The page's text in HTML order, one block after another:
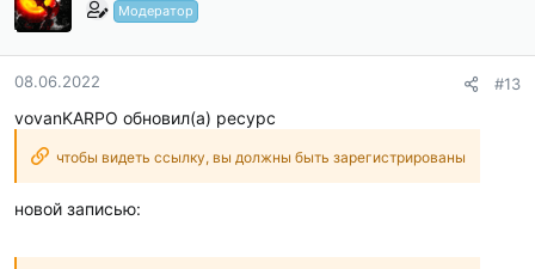
Модератор
08.06.2022 #13
vovanKARPO обновил(а) ресурс
чтобы видеть ссылку, вы должны быть зарегистрированы
новой записью: